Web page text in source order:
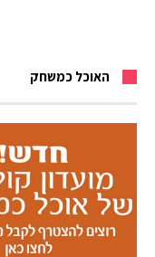
האוכל כמשחק